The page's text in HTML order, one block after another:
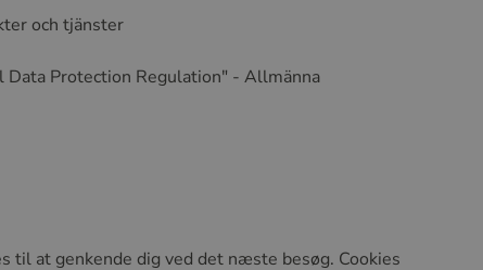
och tjänster
Protection Regulation" - Allmänna
til at genkende dig ved det næste besøg. Cookies